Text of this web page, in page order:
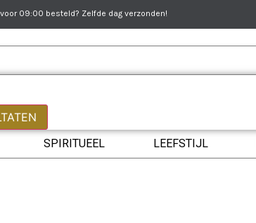
09:00 besteld? Zelfde dag verzonden!
SPIRITUEEL LEEFSTIJL